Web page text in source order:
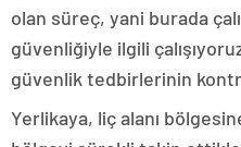
olan süreç, yani burada
güvenliğiyle ilgili
güvenlik tedbirlerinin
Yerlikaya, liç alanı